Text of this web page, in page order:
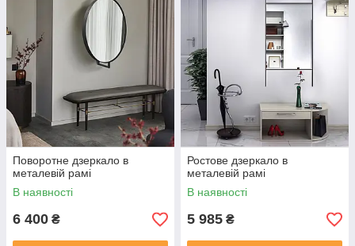
Поворотне дзеркало в
металевій рамі
В наявності
6 400 ₴
Ростове дзеркало в
металевій рамі
В наявності
5 985 ₴